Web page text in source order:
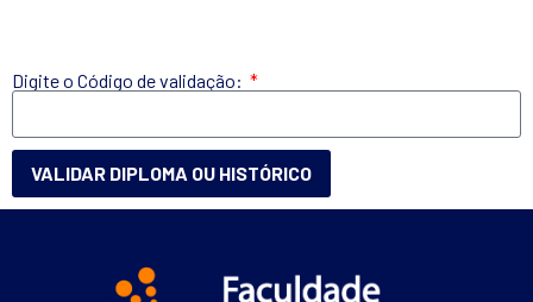
Digite o Código de validação:
VALIDAR DIPLOMA OU HISTÓRICO